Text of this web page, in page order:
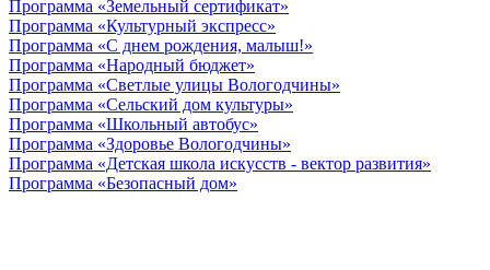
Программа «Земельный сертификат»
Программа «Культурный экспресс»
Программа «С днем рождения, малыш!»
Программа «Народный бюджет»
Программа «Светлые улицы Вологодчины»
Программа «Сельский дом культуры»
Программа «Школьный автобус»
Программа «Здоровье Вологодчины»
Программа «Детская школа искусств - вектор развития»
Программа «Безопасный дом»